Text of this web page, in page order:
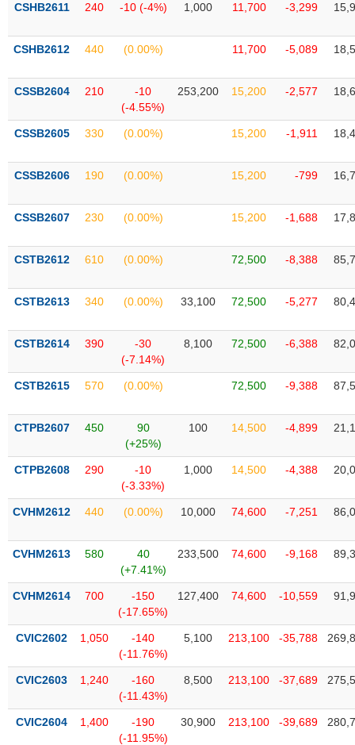
CSHB2611 240 -10 (-4%) 1,000 11,700 -3,299
CSHB2612 440 (0.00%) 11,700 -5,089
CSSB2604 210
-10
(-4.55%)
253,200 15,200 -2,577
CSSB2605 330 (0.00%) 15,200 -1,911
CSSB2606 190 (0.00%) 15,200 -799
CSSB2607 230 (0.00%) 15,200 -1,688
CSTB2612 610 (0.00%) 72,500 -8,388
CSTB2613 340 (0.00%) 33,100 72,500 -5,277
CSTB2614 390
-30
(-7.14%)
8,100 72,500 -6,388
CSTB2615 570 (0.00%) 72,500 -9,388
CTPB2607 450
90
(+25%)
100 14,500 -4,899
CTPB2608 290
-10
(-3.33%)
1,000 14,500 -4,388
CVHM2612 440 (0.00%) 10,000 74,600 -7,251
CVHM2613 580
40
(+7.41%)
233,500 74,600 -9,168
CVHM2614 700
-150
(-17.65%)
127,400 74,600 -10,559
CVIC2602 1,050
-140
(-11.76%)
5,100 213,100 -35,788
CVIC2603 1,240
-160
(-11.43%)
8,500 213,100 -37,689
CVIC2604 1,400
-190
(-11.95%)
30,900 213,100 -39,689
CÔNG
THÔNG
DỊCH
TRUYỀN
ÍCH
ĐỘNG
chứng
khoán
Tất cả Cổ phiếu Chỉ số Chứng chỉ quỹ Chứng
Lãnh
(-)
Người nội bộ
tức
(-)
Bài